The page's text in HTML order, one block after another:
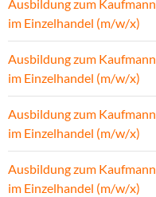
Ausbildung zum Kaufmann
im Einzelhandel (m/w/x)
Ausbildung zum Kaufmann
im Einzelhandel (m/w/x)
Ausbildung zum Kaufmann
im Einzelhandel (m/w/x)
Ausbildung zum Kaufmann
im Einzelhandel (m/w/x)